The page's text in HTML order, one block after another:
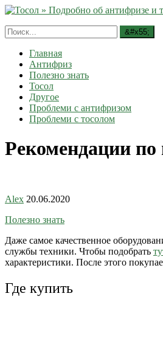
Главная
Антифриз
Полезно знать
Тосол
Другое
Проблеми с антифризом
Проблеми с тосолом
Рекомендации по
Alex 20.06.2020
Полезно знать
Даже самое качественное
службы техники. Чтобы подобрать
характеристики. После этого
Где купить